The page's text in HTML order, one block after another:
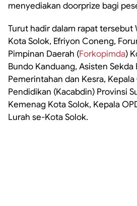
menyediakan doorprize bagi
Turut hadir dalam rapat tersebut
Kota Solok, Efriyon Coneng,
Pimpinan Daerah (Forkopimda)
Bundo Kanduang, Asisten Sekda
Pemerintahan dan Kesra,
Pendidikan (Kacabdin) Provinsi
Kemenag Kota Solok, Kepala
Lurah se-Kota Solok.